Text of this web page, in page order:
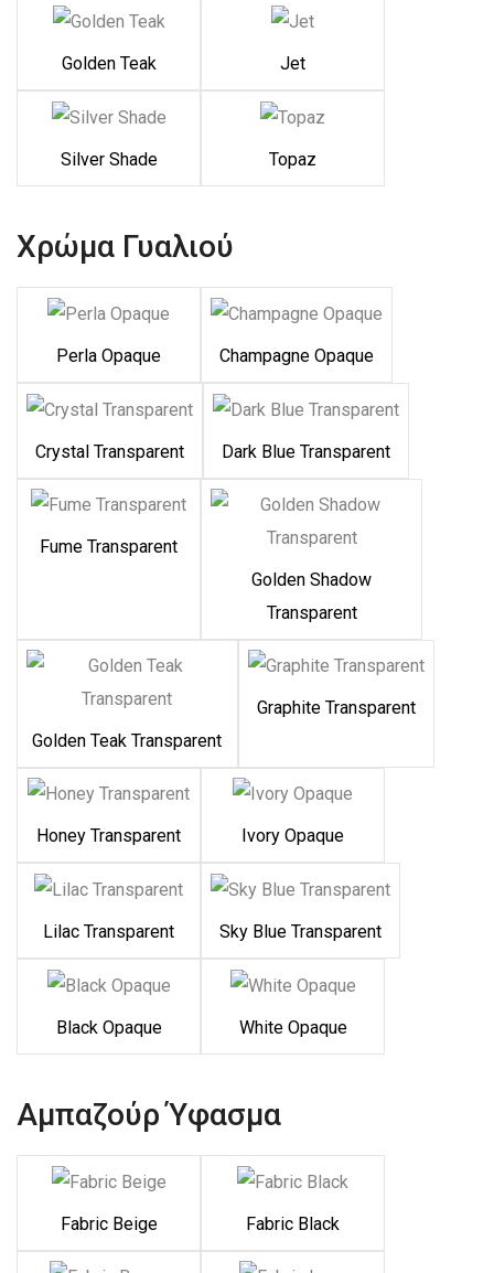
Golden Teak Jet
Silver Shade Topaz
Χρώμα Γυαλιού
Perla Opaque Champagne Opaque
Crystal Transparent Dark Blue Transparent
Fume Transparent
Golden Shadow
Transparent
Golden Teak Transparent
Graphite Transparent
Honey Transparent Ivory Opaque
Lilac Transparent Sky Blue Transparent
Black Opaque White Opaque
Αμπαζούρ Ύφασμα
Fabric Beige Fabric Black